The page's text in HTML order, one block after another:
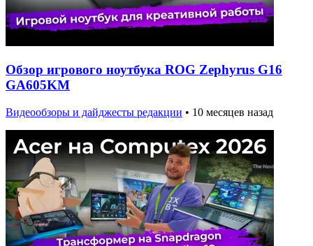
Обзор игрового ноутбука ROG Zephyrus G16
GA605KM
Видеообзоры и дайджесты редакции • 10 месяцев назад